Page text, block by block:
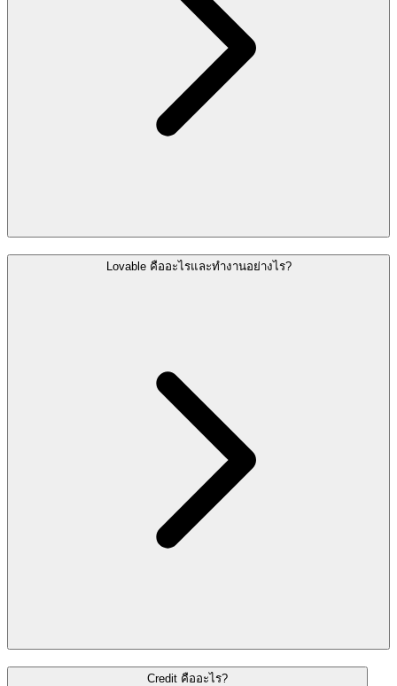
Lovable คืออะไรและทำงานอย่างไร?
Credit คืออะไร?